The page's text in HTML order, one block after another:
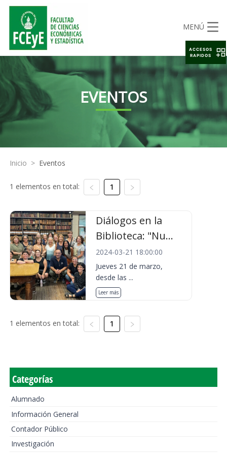
MENÚ
EVENTOS
Inicio > Eventos
1 elementos en total: 1
Diálogos en la
Biblioteca: "Nu...
2024-03-21 18:00:00
Jueves 21 de marzo,
desde las ...
Leer más
1 elementos en total: 1
Categorías
Alumnado
Información General
Contador Público
Investigación
ACCESOS
RAPIDOS